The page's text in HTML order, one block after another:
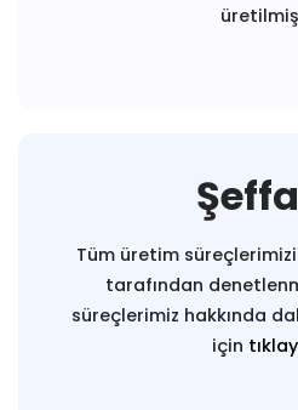
Tüm üretim süreçlerimizi
tarafından
süreçlerimiz hakkında
için